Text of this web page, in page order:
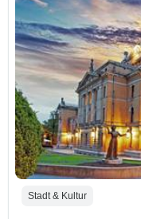
Stadt & Kultur